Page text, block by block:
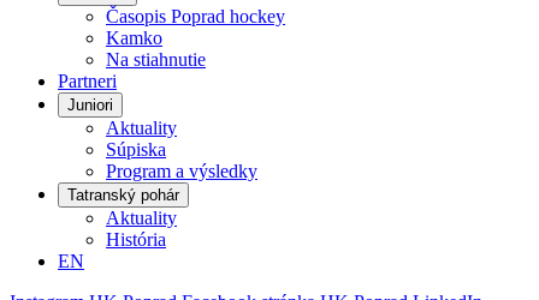
Časopis Poprad hockey
Kamko
Na stiahnutie
Partneri
Juniori
Aktuality
Súpiska
Program a výsledky
Tatranský pohár
Aktuality
História
EN